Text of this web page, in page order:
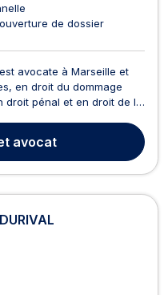
de dossier
est avocate à Marseille et
en droit du dommage
droit pénal et en droit de la
le règlement des litiges
et e...
avocat